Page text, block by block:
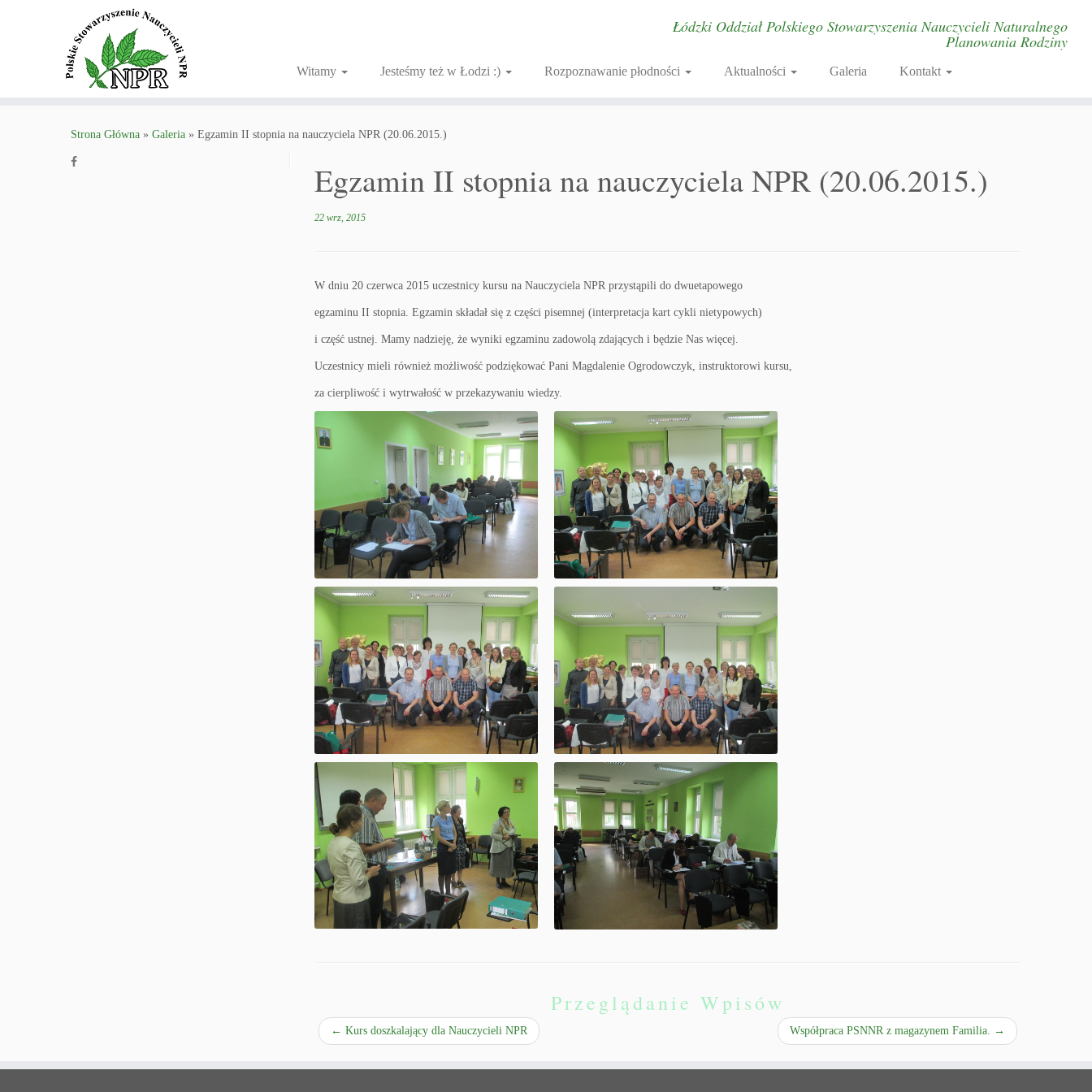
Łódzki Oddział Polskiego Stowarzyszenia Nauczycieli Naturalnego
Planowania Rodziny
Witamy Jesteśmy też w Łodzi :) Rozpoznawanie płodności Aktualności Galeria Kontakt
Strona Główna » Galeria » Egzamin II stopnia na nauczyciela NPR (20.06.2015.)
Egzamin II stopnia na nauczyciela NPR (20.06.2015.)
22 wrz, 2015
W dniu 20 czerwca 2015 uczestnicy kursu na Nauczyciela NPR przystąpili do dwuetapowego
egzaminu II stopnia. Egzamin składał się z części pisemnej (interpretacja kart cykli nietypowych)
i część ustnej. Mamy nadzieję, że wyniki egzaminu zadowolą zdających i będzie Nas więcej.
Uczestnicy mieli również możliwość podziękować Pani Magdalenie Ogrodowczyk, instruktorowi kursu,
za cierpliwość i wytrwałość w przekazywaniu wiedzy.
Przeglądanie Wpisów
← Kurs doszkalający dla Nauczycieli NPR Współpraca PSNNR z magazynem Familia. →